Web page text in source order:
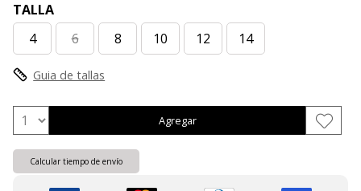
TALLA
4
6 8 10 12 14
Guia de tallas
Agregar
Calcular tiempo de envío